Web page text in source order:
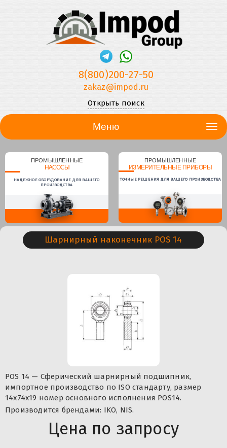
8(800)200-27-50
zakaz@impod.ru
Открыть поиск
Меню
ПРОМЫШЛЕННЫЕ
НАСОСЫ
НАДЕЖНОЕ ОБОРУДОВАНИЕ ДЛЯ ВАШЕГО
ПРОИЗВОДСТВА
ПРОМЫШЛЕННЫЕ
ИЗМЕРИТЕЛЬНЫЕ ПРИБОРЫ
ТОЧНЫЕ РЕШЕНИЯ ДЛЯ ВАШЕГО ПРОИЗВОДСТВА
Шарнирный наконечник POS 14
POS 14 — Сферический шарнирный подшипник,
импортное производство по ISO стандарту, размер
14x74x19 номер основного исполнения POS14.
Производится брендами: IKO, NIS.
Цена по запросу